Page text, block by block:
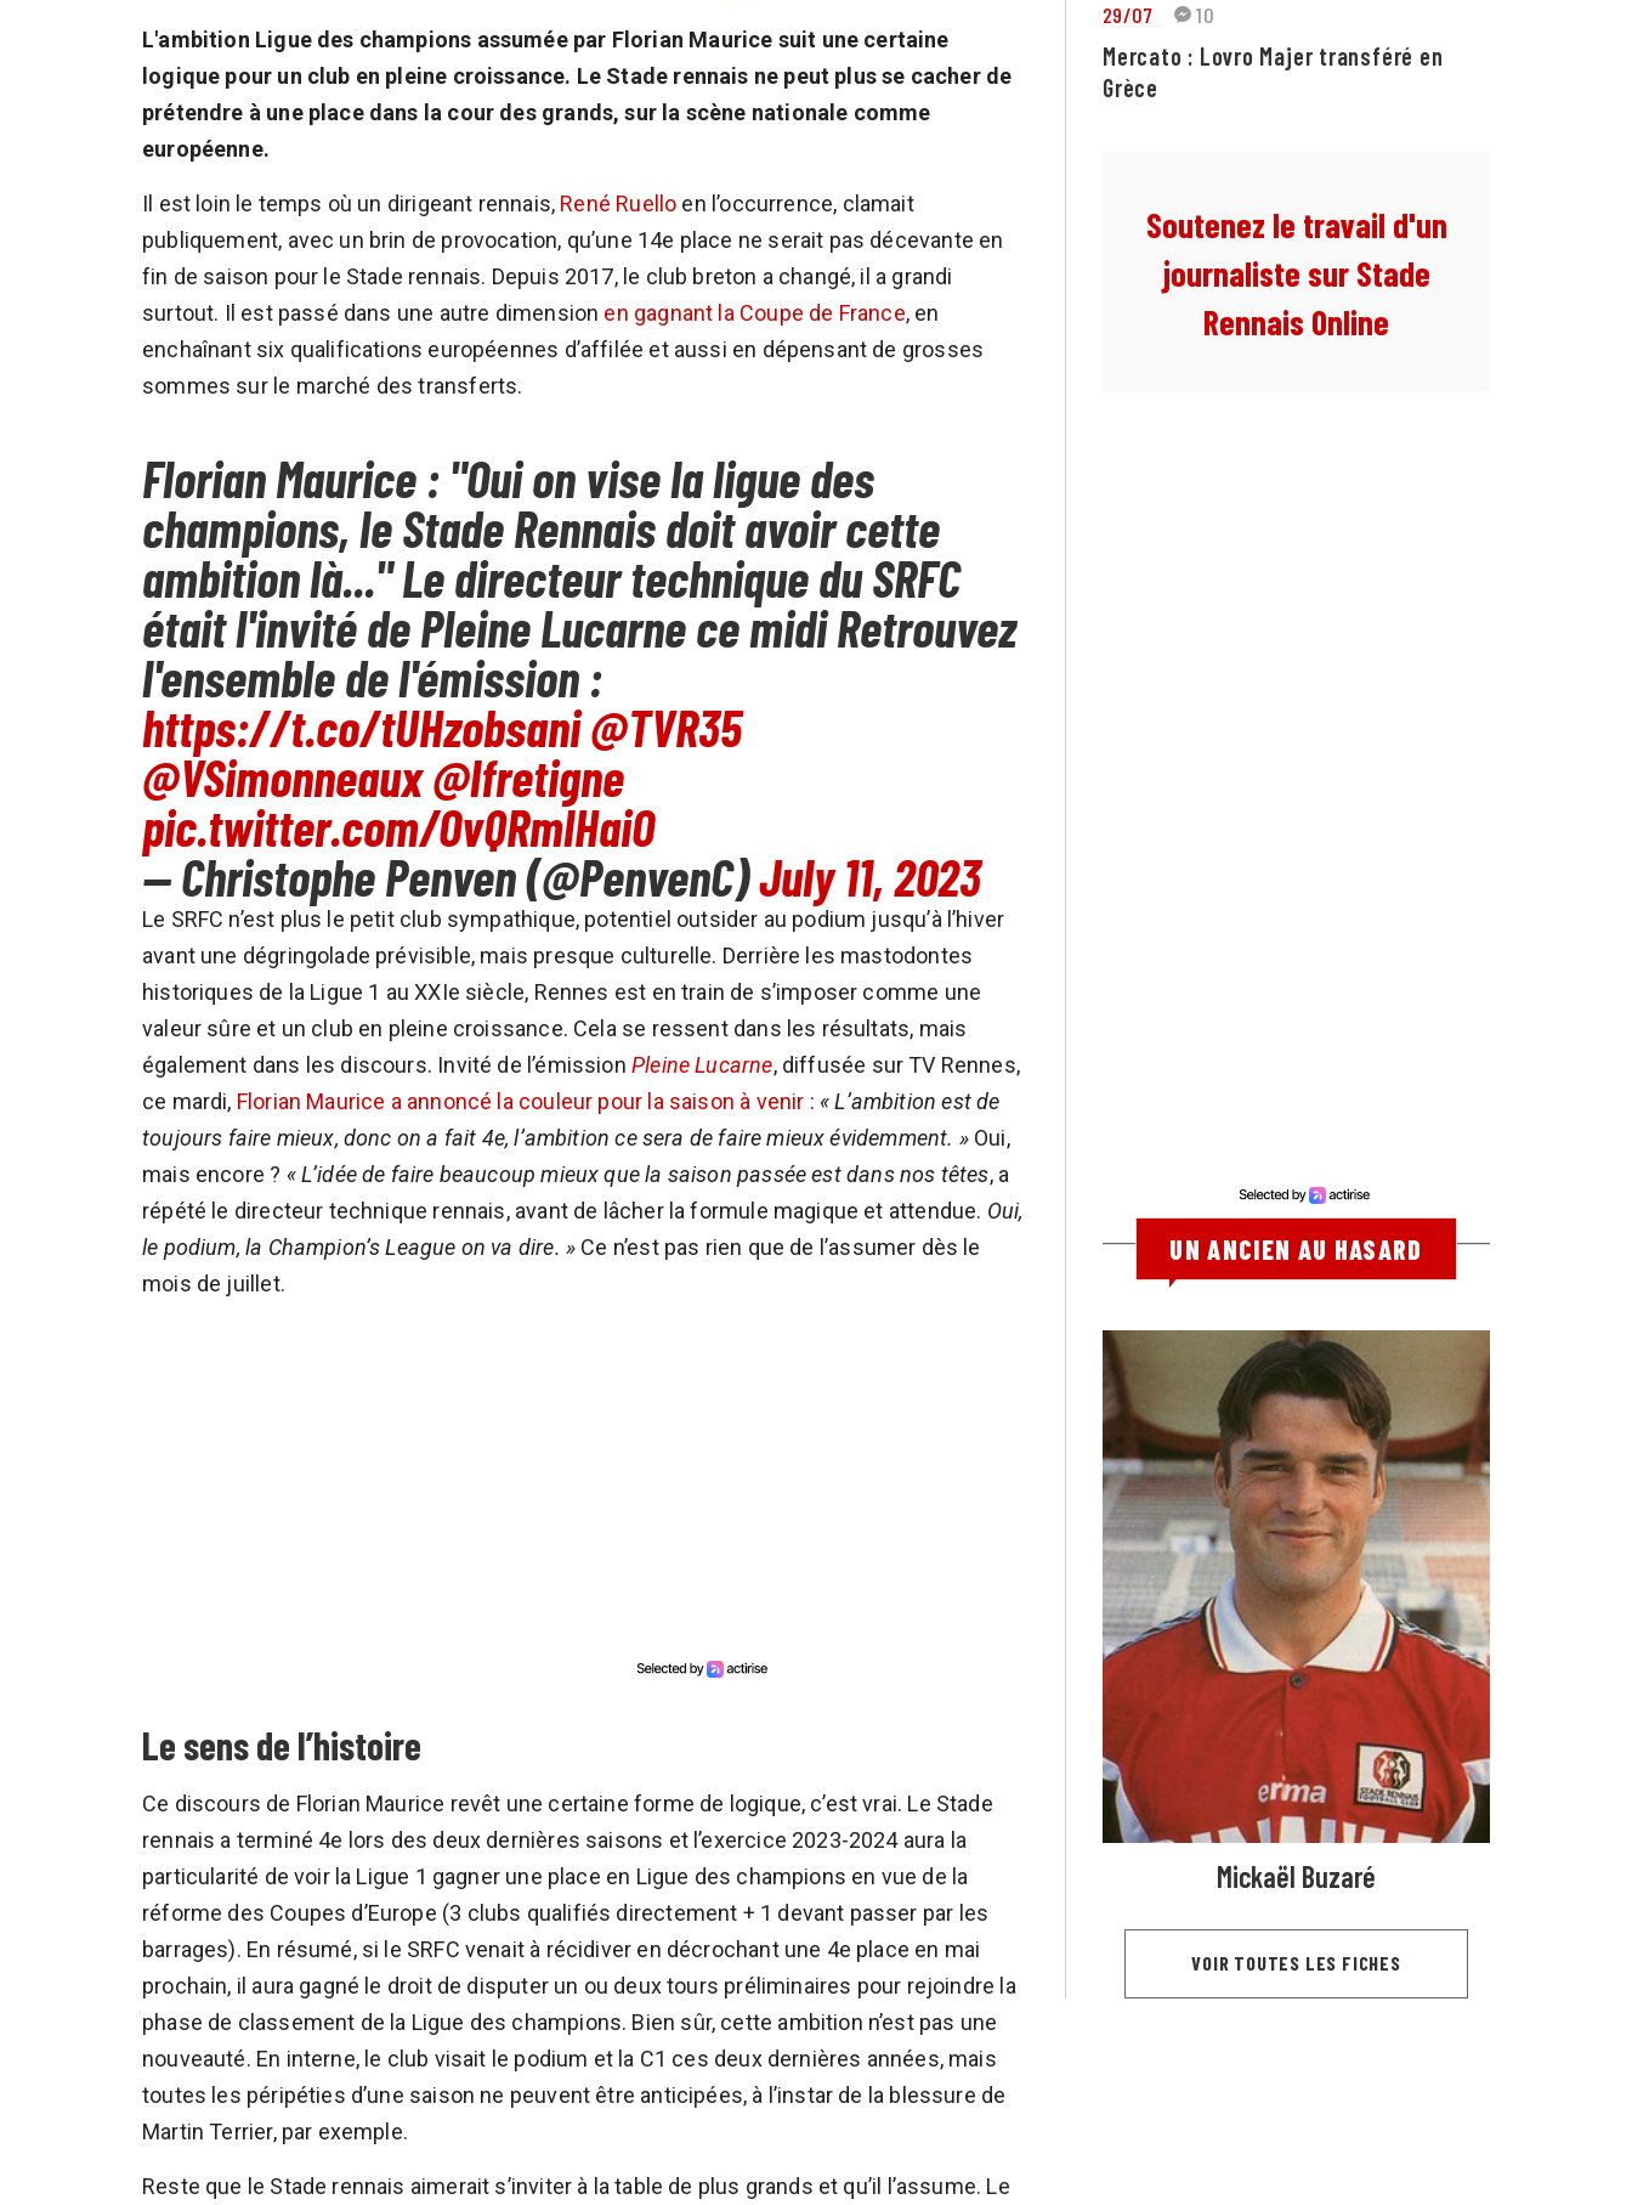
L'ambition Ligue des champions assumée par Florian Maurice suit une certaine
logique pour un club en pleine croissance. Le Stade rennais ne peut plus se cacher de
prétendre à une place dans la cour des grands, sur la scène nationale comme
européenne.
Il est loin le temps où un dirigeant rennais, René Ruello en l’occurrence, clamait
publiquement, avec un brin de provocation, qu’une 14e place ne serait pas décevante en
fin de saison pour le Stade rennais. Depuis 2017, le club breton a changé, il a grandi
surtout. Il est passé dans une autre dimension en gagnant la Coupe de France, en
enchaînant six qualifications européennes d’affilée et aussi en dépensant de grosses
sommes sur le marché des transferts.
Florian Maurice : "Oui on vise la ligue des
champions, le Stade Rennais doit avoir cette
ambition là..." Le directeur technique du SRFC
était l'invité de Pleine Lucarne ce midi Retrouvez
l'ensemble de l'émission :
https://t.co/tUHzobsani@TVR35
@VSimonneaux@lfretigne
pic.twitter.com/OvQRmlHaiO
— Christophe Penven (@PenvenC)July 11, 2023
Le SRFC n’est plus le petit club sympathique, potentiel outsider au podium jusqu’à l’hiver
avant une dégringolade prévisible, mais presque culturelle. Derrière les mastodontes
historiques de la Ligue 1 au XXIe siècle, Rennes est en train de s’imposer comme une
valeur sûre et un club en pleine croissance. Cela se ressent dans les résultats, mais
également dans les discours. Invité de l’émission Pleine Lucarne, diffusée sur TV Rennes,
ce mardi, Florian Maurice a annoncé la couleur pour la saison à venir : « L’ambition est de
toujours faire mieux, donc on a fait 4e, l’ambition ce sera de faire mieux évidemment. »Oui,
mais encore ? « L’idée de faire beaucoup mieux que la saison passée est dans nos têtes, a
répété le directeur technique rennais, avant de lâcher la formule magique et attendue. Oui,
le podium, la Champion’s League on va dire. » Ce n’est pas rien que de l’assumer dès le
mois de juillet.
Le sens de l’histoire
Ce discours de Florian Maurice revêt une certaine forme de logique, c’est vrai. Le Stade
rennais a terminé 4e lors des deux dernières saisons et l’exercice 2023-2024 aura la
particularité de voir la Ligue 1 gagner une place en Ligue des champions en vue de la
réforme des Coupes d’Europe (3 clubs qualifiés directement + 1 devant passer par les
barrages). En résumé, si le SRFC venait à récidiver en décrochant une 4e place en mai
prochain, il aura gagné le droit de disputer un ou deux tours préliminaires pour rejoindre la
phase de classement de la Ligue des champions. Bien sûr, cette ambition n’est pas une
nouveauté. En interne, le club visait le podium et la C1 ces deux dernières années, mais
toutes les péripéties d’une saison ne peuvent être anticipées, à l’instar de la blessure de
Martin Terrier, par exemple.
Reste que le Stade rennais aimerait s’inviter à la table de plus grands et qu’il l’assume. Le
29/07 10
Mercato : Lovro Majer transféré en
Grèce
Soutenez le travail d'un
journaliste sur Stade
Rennais Online
UN ANCIEN AU HASARD
Mickaël Buzaré
VOIR TOUTES LES FICHES